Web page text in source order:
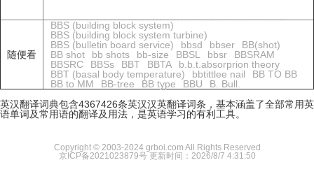
随便看
BBS (building block system)
BBS (building block system turbine)
BBS (bulletin board service)
bbsd bbser
BB(shot)
BB shot
bb shots bb-size BBSL bbsr
BBSRAM
BBSRC
BBSs BBT BBTA
b.b.t.absorprion theory
BBT (basal body temperature)
bbtittlee nail
BB TO BB
BB to MM
BB-tree BB type BBU
B. Bull.
英汉翻译词典包含4367426条英汉汉英翻译词条，基本涵盖了全部常用英
语单词及常用语的翻译及用法，是英语学习的有利工具。
Copyright © 2003-2024 grboi.com All Rights Reserved
京ICP备2021023879号 更新时间：2026/8/7 4:31:50